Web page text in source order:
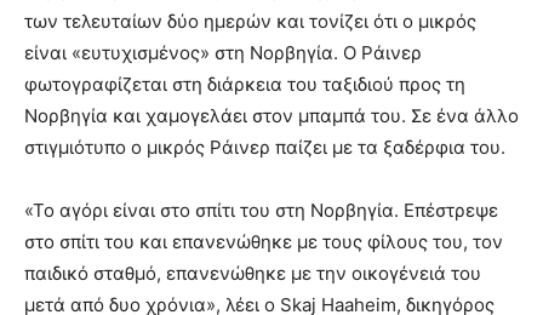
των τελευταίων δύο ημερών και τονίζει ότι ο μικρός
είναι «ευτυχισμένος» στη Νορβηγία. Ο Ράινερ
φωτογραφίζεται στη διάρκεια του ταξιδιού προς τη
Νορβηγία και χαμογελάει στον μπαμπά του. Σε ένα άλλο
στιγμιότυπο ο μικρός Ράινερ παίζει με τα ξαδέρφια του.
«Το αγόρι είναι στο σπίτι του στη Νορβηγία. Επέστρεψε
στο σπίτι του και επανενώθηκε με τους φίλους του, τον
παιδικό σταθμό, επανενώθηκε με την οικογένειά του
μετά από δυο χρόνια», λέει ο Skaj Haaheim, δικηγόρος